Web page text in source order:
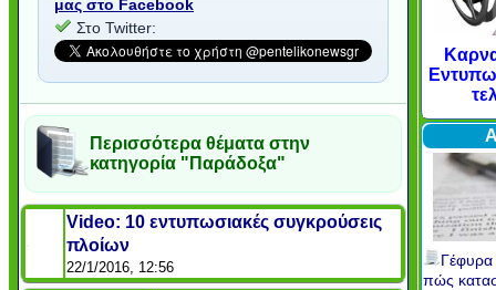
μας στο Facebook
Στο Twitter:
Περισσότερα θέματα στην
κατηγορία "Παράδοξα"
Video: 10 εντυπωσιακές συγκρούσεις
πλοίων
22/1/2016, 12:56
Ο αέρας του μετρό φυσούσε
Ταξίδι στο Dubai (video)
Διεθνής Διαστημικός
Σταθμός: Ο κόσμος έξω από
Μουσική από κιθάρα... με 27
Video: Εντυπωσιακή
καταιγίδα από ψηλά
Εντυπωσιακές φωτογραφίες
από καταρράκτες
Abbey, Ireland
Ταϊτή
Υποθαλάσσιο ποτάμι πάγου
Η νέα φωτογραφία της
Αθήνας από το Διάστημα,
Internet
Ο Κομήτης του Αιώνα θα
φωτίσει τη Γη περισσότερο
Συγκινητικό video: Όταν η
λεοπάρδαλη ανακάλυψε
Alesund: Μια πόλη στη
Νορβηγία που μοιάζει με...
Η γάτα και το κοτοπουλάκι
Γέφυρα
πώς